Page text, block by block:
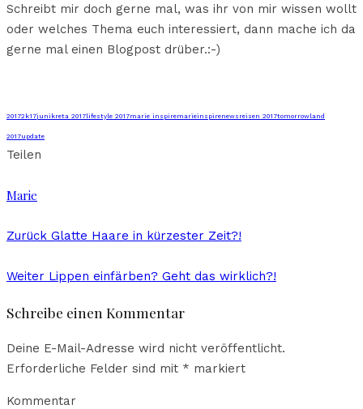
Schreibt mir doch gerne mal, was ihr von mir wissen wollt
oder welches Thema euch interessiert, dann mache ich da
gerne mal einen Blogpost drüber.:-)
20172k17juni kreta 2017lifestyle 2017marie inspiremarieinspirenews reisen 2017tomorrowland
2017update
Teilen
Marie
Zurück Glatte Haare in kürzester Zeit?!
Weiter Lippen einfärben? Geht das wirklich?!
Schreibe einen Kommentar
Deine E-Mail-Adresse wird nicht veröffentlicht.
Erforderliche Felder sind mit * markiert
Kommentar